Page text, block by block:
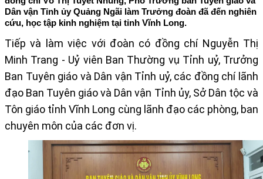
Dân vận Tỉnh ủy Quảng Ngãi làm Trưởng đoàn đã đến nghiên
cứu, học tập kinh nghiệm tại tỉnh Vĩnh Long.
Tiếp và làm việc với đoàn có đồng chí Nguyễn Thị
Minh Trang - Uỷ viên Ban Thường vụ Tỉnh uỷ, Trưởng
Ban Tuyên giáo và Dân vận Tỉnh uỷ, các đồng chí lãnh
đạo Ban Tuyên giáo và Dân vận Tỉnh ủy, Sở Dân tộc và
Tôn giáo tỉnhVĩnh Long cùng lãnh đạo các phòng, ban
chuyên môn của các đơn vị.